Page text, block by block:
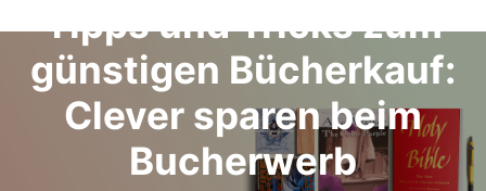
Tipps und Tricks zum
günstigen Bücherkauf:
Clever sparen beim
Bucherwerb